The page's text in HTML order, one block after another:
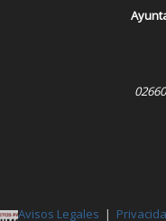
Avisos Legales |